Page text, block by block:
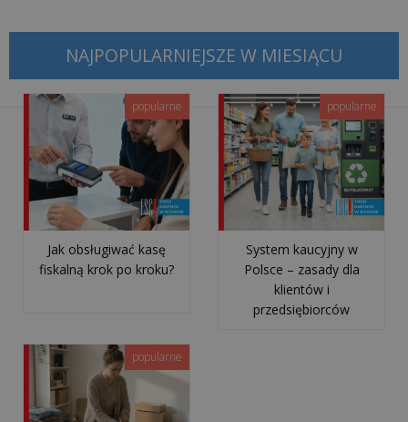
zrobić
miesięczny
fiskalnej?
Jak
wymienić
papier
drukarce
fiskalnej?
NAJPOPULARNIEJSZE W MIESIĄCU
popularne
Jak obsługiwać kasę
fiskalną krok po kroku?
popularne
System kaucyjny w
Polsce – zasady dla
klientów i
przedsiębiorców
popularne